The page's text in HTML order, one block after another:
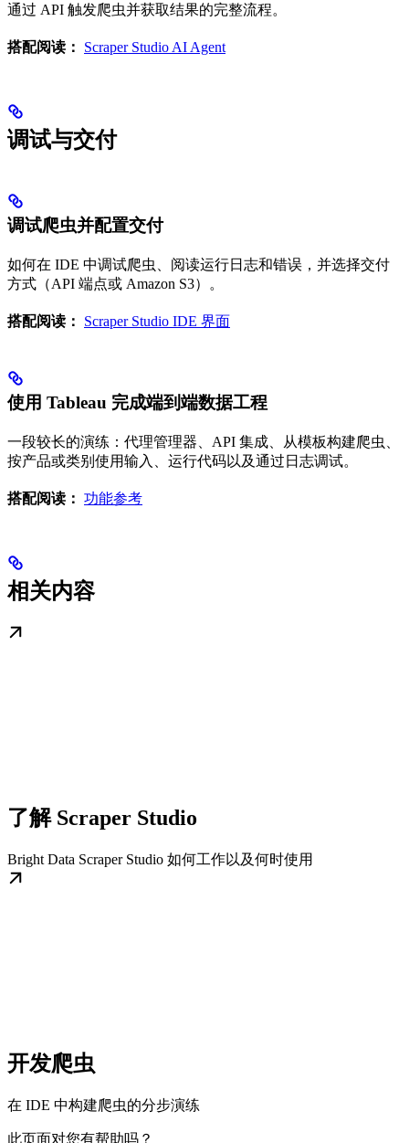
通过 API 触发爬虫并获取结果的完整流程。
搭配阅读： Scraper Studio AI Agent
调试与交付
调试爬虫并配置交付
如何在 IDE 中调试爬虫、阅读运行日志和错误，并选择交付
方式（API 端点或 Amazon S3）。
搭配阅读： Scraper Studio IDE 界面
使用 Tableau 完成端到端数据工程
一段较长的演练：代理管理器、API 集成、从模板构建爬虫、
按产品或类别使用输入、运行代码以及通过日志调试。
搭配阅读： 功能参考
相关内容
了解 Scraper Studio
Bright Data Scraper Studio 如何工作以及何时使用
开发爬虫
在 IDE 中构建爬虫的分步演练
此页面对您有帮助吗？